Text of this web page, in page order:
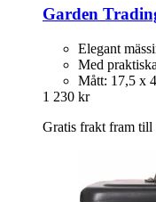
Garden
Elegant
Med
Mått: 17,5 x
1 230 kr
Gratis frakt fram till